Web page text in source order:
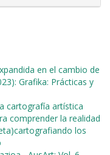
en el cambio de
Grafika: Prácticas y
cartografía artística
comprender la realidad
los